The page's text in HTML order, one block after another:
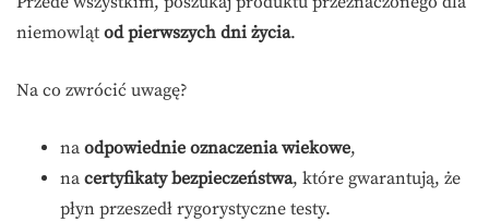
niemowląt od pierwszych dni życia.
Na co zwrócić uwagę?
na odpowiednie oznaczenia wiekowe,
na certyfikaty bezpieczeństwa, które gwarantują, że
płyn przeszedł rygorystyczne testy.